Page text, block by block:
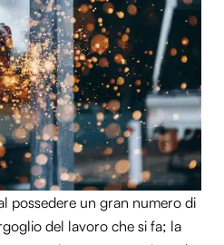
possedere un gran numero di
del lavoro che si fa; la